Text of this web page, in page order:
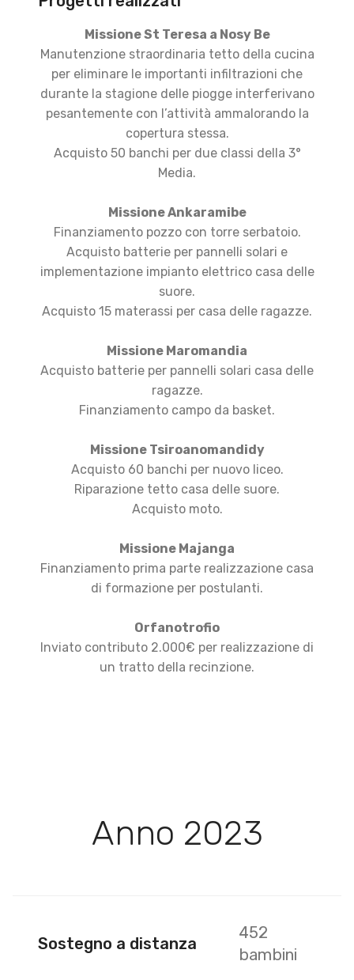
Missione St Teresa a Nosy Be
Manutenzione straordinaria tetto della cucina
per eliminare le importanti infiltrazioni che
durante la stagione delle piogge interferivano
pesantemente con l’attività ammalorando la
copertura stessa.
Acquisto 50 banchi per due classi della 3°
Media.
Missione Ankaramibe
Finanziamento pozzo con torre serbatoio.
Acquisto batterie per pannelli solari e
implementazione impianto elettrico casa delle
suore.
Acquisto 15 materassi per casa delle ragazze.
Missione Maromandia
Acquisto batterie per pannelli solari casa delle
ragazze.
Finanziamento campo da basket.
Missione Tsiroanomandidy
Acquisto 60 banchi per nuovo liceo.
Riparazione tetto casa delle suore.
Acquisto moto.
Missione Majanga
Finanziamento prima parte realizzazione casa
di formazione per postulanti.
Orfanotrofio
Inviato contributo 2.000€ per realizzazione di
un tratto della recinzione.
Anno 2023
Sostegno a distanza
452
bambini